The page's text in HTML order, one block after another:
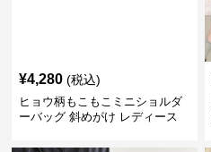
¥4,280 (税込)
ヒョウ柄もこもこミニショルダ
ーバッグ 斜めがけ レディース